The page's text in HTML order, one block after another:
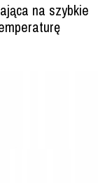
na szybkie